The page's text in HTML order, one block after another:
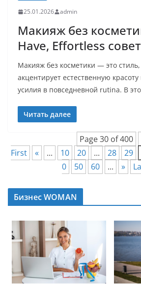
25.01.2026 admin
Макияж без
Have, Effortless
Макияж без косметики — это
акцентирует естественную
усилия в повседневной rutina. В
Читать далее
Page 30 of 400
First
« ... 10 20 ... 28 29
0
50 60 ... »
Бизнес WOMAN